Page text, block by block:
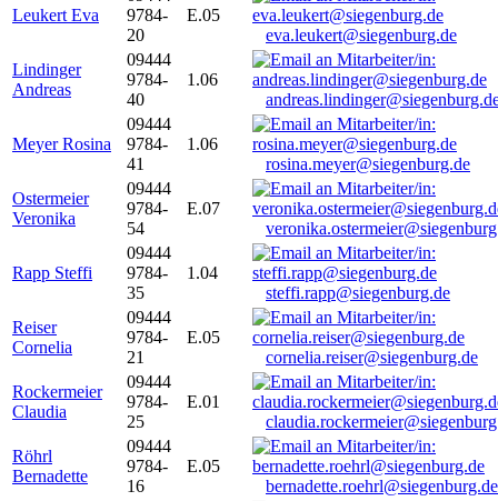
Leukert Eva
9784-
20
E.05
eva.leukert@siegenburg.de
Lindinger
Andreas
09444
9784-
40
1.06
Meyer Rosina
09444
9784-
41
1.06
rosina.meyer@siegenburg.de
Ostermeier
Veronika
09444
9784-
54
E.07
Rapp Steffi
09444
9784-
35
1.04
steffi.rapp@siegenburg.de
Reiser
Cornelia
09444
9784-
21
E.05
cornelia.reiser@siegenburg.de
Rockermeier
Claudia
09444
9784-
25
E.01
Röhrl
Bernadette
09444
9784-
16
E.05
bernadette.roehrl@siegenburg.de